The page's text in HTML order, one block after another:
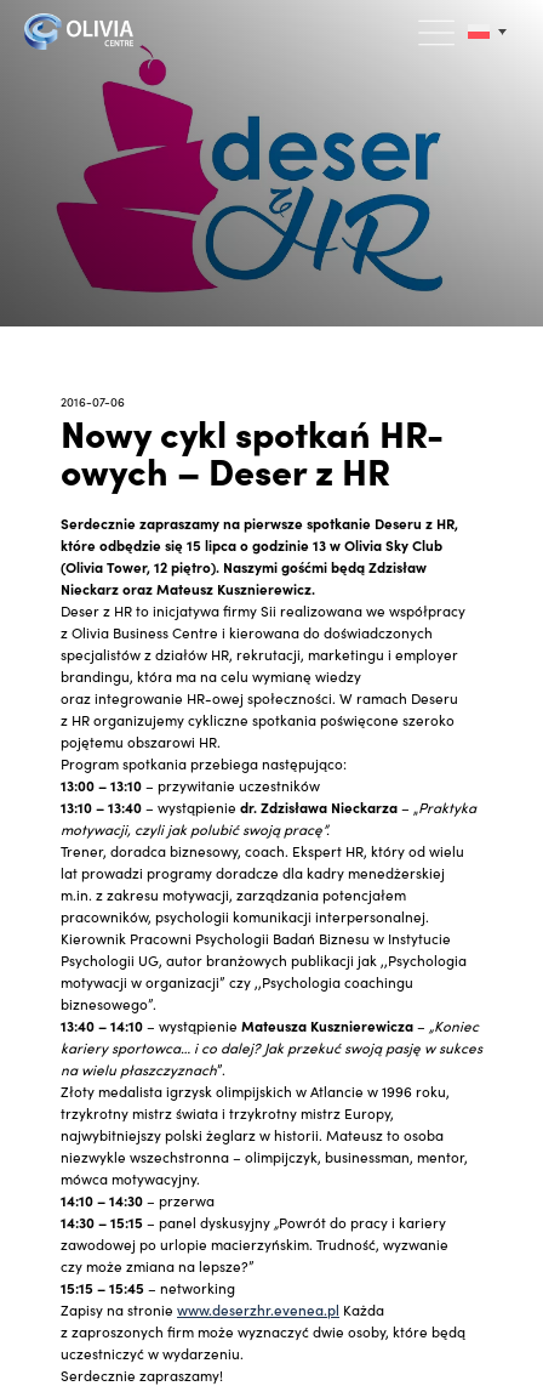
2016-07-06
Nowy cykl spotkań HR-
owych – Deser z HR
Serdecznie zapraszamy na pierwsze spotkanie Deseru z HR,
które odbędzie się 15 lipca o godzinie 13 w Olivia Sky Club
(Olivia Tower, 12 piętro). Naszymi gośćmibędąZdzisław
Nieckarz oraz Mateusz Kusznierewicz.
Deser z HR to inicjatywa firmy Sii realizowana we współpracy
z Olivia Business Centre i kierowana do doświadczonych
specjalistów z działów HR, rekrutacji, marketingu i employer
brandingu, która ma na celu wymianę wiedzy
oraz integrowanie HR-owej społeczności. W ramach Deseru
z HR organizujemy cykliczne spotkania poświęcone szeroko
pojętemu obszarowi HR.
Program spotkania przebiega następująco:
13:00 – 13:10– przywitanie uczestników
13:10 – 13:40– wystąpienie dr. Zdzisława Nieckarza– „Praktyka
motywacji, czyli jak polubić swoją pracę”.
Trener, doradca biznesowy, coach. Ekspert HR, który od wielu
lat prowadzi programy doradcze dla kadry menedżerskiej
m.in. z zakresu motywacji, zarządzania potencjałem
pracowników, psychologii komunikacji interpersonalnej.
Kierownik Pracowni Psychologii Badań Biznesu w Instytucie
Psychologii UG, autor branżowych publikacji jak ,,Psychologia
motywacji w organizacji” czy ,,Psychologia coachingu
biznesowego”.
13:40 – 14:10– wystąpienie Mateusza Kusznierewicza– „Koniec
kariery sportowca… i co dalej? Jak przekuć swoją pasję w sukces
na wielu płaszczyznach”.
Złoty medalista igrzysk olimpijskich w Atlancie w 1996 roku,
trzykrotny mistrz świata i trzykrotny mistrz Europy,
najwybitniejszy polski żeglarz w historii. Mateusz to osoba
niezwykle wszechstronna – olimpijczyk, businessman, mentor,
mówca motywacyjny.
14:10 – 14:30– przerwa
14:30 – 15:15– panel dyskusyjny „Powrót do pracy i kariery
zawodowej po urlopie macierzyńskim. Trudność, wyzwanie
czy może zmiana na lepsze?”
15:15 – 15:45– networking
Zapisy na stronie www.deserzhr.evenea.pl Każda
z zaproszonych firm może wyznaczyć dwie osoby, które będą
uczestniczyć w wydarzeniu.
Serdecznie zapraszamy!